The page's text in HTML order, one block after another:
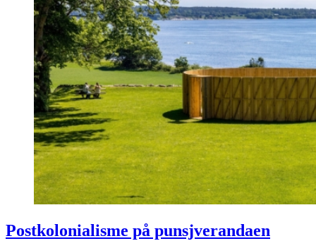
Postkolonialisme på punsjverandaen